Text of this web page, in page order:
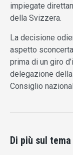
impiegate
della Svizzera.
La decisione
aspetto
prima di un giro
delegazione
Consiglio
Di più sul tema